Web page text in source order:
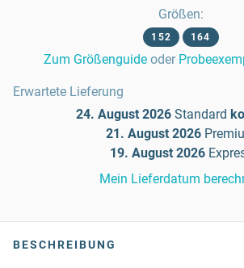
Größen:
152 164
Zum Größenguide oder
Erwartete Lieferung
24. August 2026 Standard
21. August 2026
19. August 2026
Mein Lieferdatum
BESCHREIBUNG